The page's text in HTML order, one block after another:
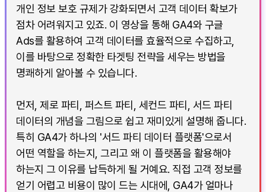
개인 정보 보호 규제가 강화되면서 고객 데이터 확보가
점차 어려워지고 있죠. 이 영상을 통해 GA4와 구글
Ads를 활용하여 고객 데이터를 효율적으로 수집하고,
이를 바탕으로 정확한 타겟팅 전략을 세우는 방법을
명쾌하게 알아볼 수 있습니다.
먼저, 제로 파티, 퍼스트 파티, 세컨드 파티, 서드 파티
데이터의 개념을 그림으로 쉽고 재미있게 설명해 줍니다.
특히 GA4가 하나의 '서드 파티 데이터 플랫폼'으로서
어떤 역할을 하는지, 그리고 왜 이 플랫폼을 활용해야
하는지 그 이유를 납득하게 될 거예요. 직접 고객 정보를
얻기 어렵고 비용이 많이 드는 시대에, GA4가 얼마나